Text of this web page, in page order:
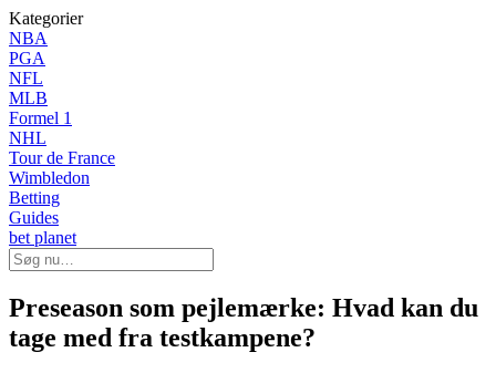
Kategorier
NBA
PGA
NFL
MLB
Formel 1
NHL
Tour de France
Wimbledon
Betting
Guides
bet planet
Preseason som pejlemærke: Hvad kan du
tage med fra testkampene?